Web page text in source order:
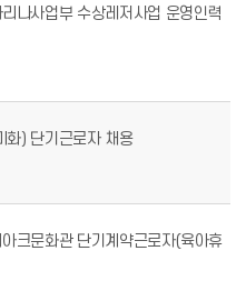
나사업부 수상레저사업 운영인력
화) 단기근로자 채용
크문화관 단기계약근로자(육아휴